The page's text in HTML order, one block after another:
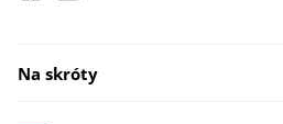
Na skróty